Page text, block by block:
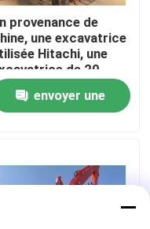
routes
provenance de
une excavatrice
Hitachi, une
de 20
envoyer une